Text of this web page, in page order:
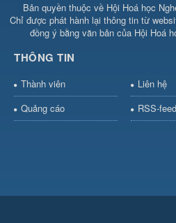
Bản quyền thuộc về Hội Hoá học
Chỉ được phát hành lại thông tin từ
đồng ý bằng văn bản của Hội Hoá
THÔNG TIN
Thành viên
Liên hệ
Quảng cáo
RSS-